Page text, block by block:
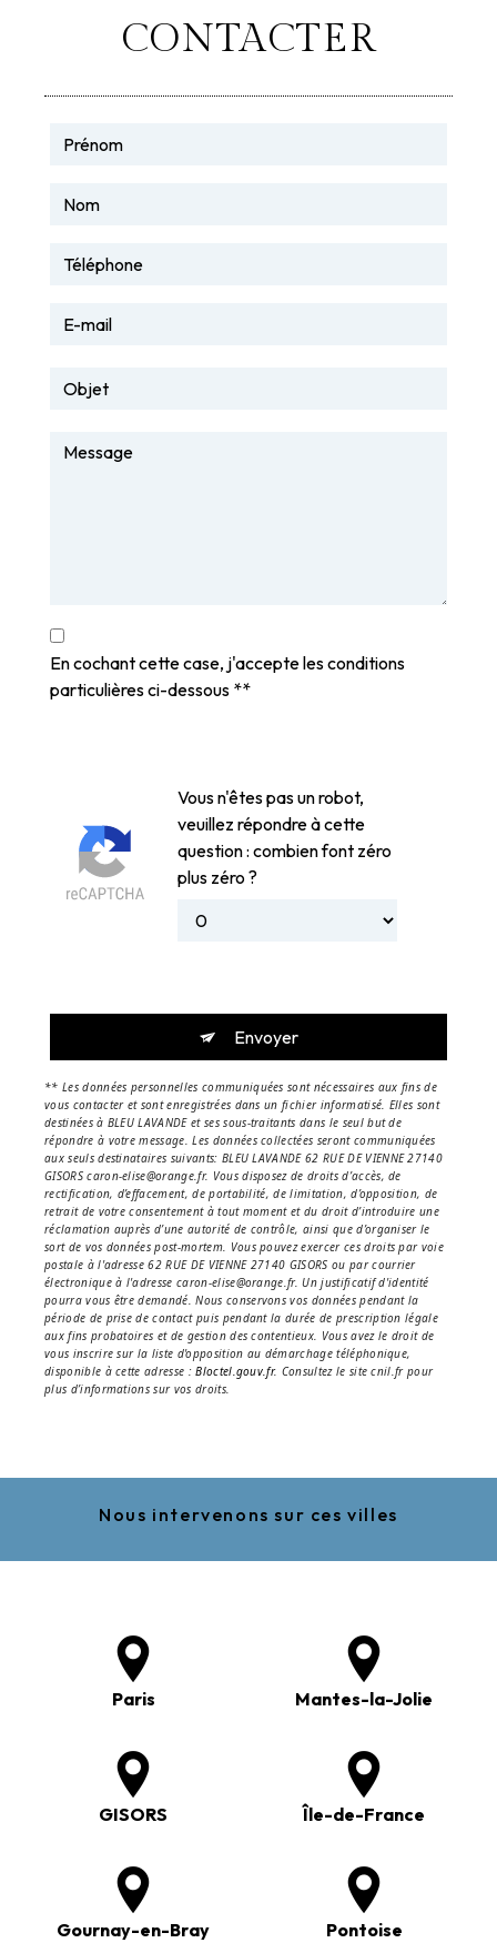
CONTACTER
En cochant cette case, j'accepte les conditions
particulières ci-dessous **
Vous n'êtes pas un robot,
veuillez répondre à cette
question : combien font zéro
plus zéro ?
Envoyer
** Les données personnelles communiquées sont nécessaires aux fins de
vous contacter et sont enregistrées dans un fichier informatisé. Elles sont
destinées à BLEU LAVANDE et ses sous-traitants dans le seul but de
répondre à votre message. Les données collectées seront communiquées
aux seuls destinataires suivants: BLEU LAVANDE 62 RUE DE VIENNE 27140
GISORS caron-elise@orange.fr. Vous disposez de droits d’accès, de
rectification, d’effacement, de portabilité, de limitation, d’opposition, de
retrait de votre consentement à tout moment et du droit d’introduire une
réclamation auprès d’une autorité de contrôle, ainsi que d’organiser le
sort de vos données post-mortem. Vous pouvez exercer ces droits par voie
postale à l'adresse 62 RUE DE VIENNE 27140 GISORS ou par courrier
électronique à l'adresse caron-elise@orange.fr. Un justificatif d'identité
pourra vous être demandé. Nous conservons vos données pendant la
période de prise de contact puis pendant la durée de prescription légale
aux fins probatoires et de gestion des contentieux. Vous avez le droit de
vous inscrire sur la liste d'opposition au démarchage téléphonique,
disponible à cette adresse :Bloctel.gouv.fr. Consultez le site cnil.fr pour
plus d’informations sur vos droits.
Nous intervenons sur ces villes
Paris Mantes-la-Jolie
GISORS Île-de-France
Gournay-en-Bray Pontoise